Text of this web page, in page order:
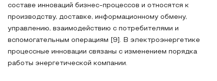
составе инноваций бизнес-процессов и относятся к
производству, доставке, информационному обмену,
управлению, взаимодействию с потребителями и
вспомогательным операциям [9]. В электроэнергетике
процессные инновации связаны с изменением порядка
работы энергетической компании.